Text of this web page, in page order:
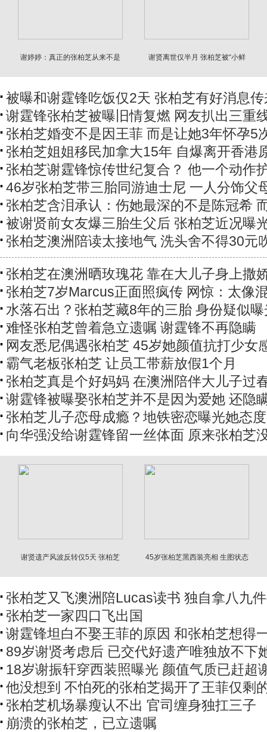
谢婷婷：真正的张柏芝从来不是
谢贤离世仅半月 张柏芝被“小鲜
被曝和谢霆锋吃饭仅2天 张柏芝有好消息传
谢霆锋张柏芝被曝旧情复燃 网友扒出三重
张柏芝婚变不是因王菲 而是让她3年怀孕5
张柏芝姐姐移民加拿大15年 自爆离开香港
张柏芝谢霆锋惊传世纪复合？ 他一个动作
46岁张柏芝带三胎同游迪士尼 一人分饰父
张柏芝含泪承认：伤她最深的不是陈冠希
被谢贤前女友爆三胎生父后 张柏芝近况曝
张柏芝澳洲陪读太接地气 洗头舍不得30元
张柏芝在澳洲晒玫瑰花 靠在大儿子身上撒
张柏芝7岁Marcus正面照疯传 网惊：太像
水落石出？张柏芝藏8年的三胎 身份疑似曝
难怪张柏芝曾着急立遗嘱 谢霆锋不再隐瞒
网友悉尼偶遇张柏芝 45岁她颜值抗打少女
霸气老板张柏芝 让员工带薪放假1个月
张柏芝真是个好妈妈 在澳洲陪伴大儿子过
谢霆锋被曝娶张柏芝并不是因为爱她 还隐
张柏芝儿子恋母成瘾？地铁密恋曝光她态
向华强没给谢霆锋留一丝体面 原来张柏芝
谢贤遗产风波反转仅5天 张柏芝
45岁张柏芝黑西装亮相 生图状态
张柏芝又飞澳洲陪Lucas读书 独自拿八九
张柏芝一家四口飞出国
谢霆锋坦白不娶王菲的原因 和张柏芝想得
89岁谢贤考虑后 已交代好遗产唯独放不下
18岁谢振轩穿西装照曝光 颜值气质已赶超
他没想到 不怕死的张柏芝揭开了王菲仅剩
张柏芝机场暴瘦认不出 官司缠身独扛三子
崩溃的张柏芝，已立遗嘱